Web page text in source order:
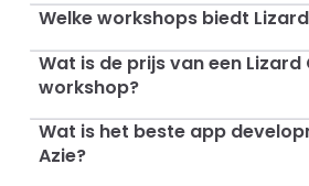
Welke workshops biedt
Wat is de prijs van een Lizard
workshop?
Wat is het beste app
Azie?